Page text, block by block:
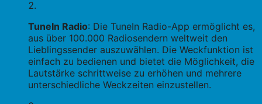
TuneIn Radio: Die TuneIn Radio-App ermöglicht es,
aus über 100.000 Radiosendern weltweit den
Lieblingssender auszuwählen. Die Weckfunktion ist
einfach zu bedienen und bietet die Möglichkeit, die
Lautstärke schrittweise zu erhöhen und mehrere
unterschiedliche Weckzeiten einzustellen.